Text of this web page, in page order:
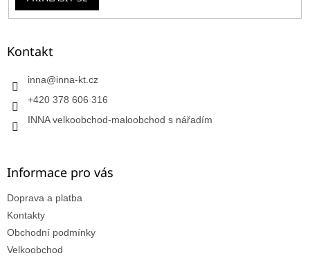
Kontakt
inna@inna-kt.cz
+420 378 606 316
INNA velkoobchod-maloobchod s nářadím
Informace pro vás
Doprava a platba
Kontakty
Obchodní podmínky
Velkoobchod